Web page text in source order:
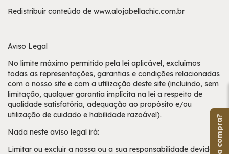
Redistribuir conteúdo de www.alojabellachic.com.br
Aviso Legal
No limite máximo permitido pela lei aplicável, excluímos
todas as representações, garantias e condições relacionadas
com o nosso site e com a utilização deste site (incluindo, sem
limitação, qualquer garantia implícita na lei a respeito de
qualidade satisfatória, adequação ao propósito e/ou
utilização de cuidado e habilidade razoável).
Nada neste aviso legal irá:
Limitar ou excluir a nossa ou a sua responsabilidade devido a